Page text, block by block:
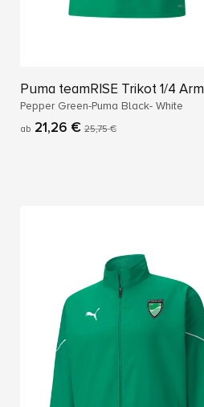
Puma teamRISE Trikot 1/4 Arm
Pepper Green-Puma Black- White
ab 21,26 € 25,75 €